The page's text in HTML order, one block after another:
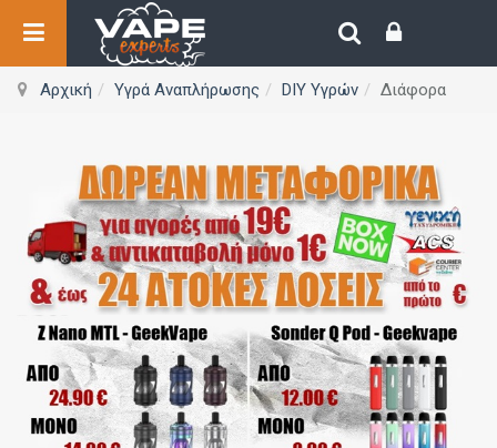
Αρχική Υγρά Αναπλήρωσης DIY Υγρών Διάφορα